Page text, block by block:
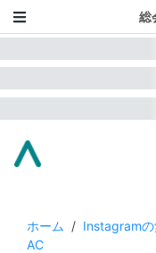
総
ホーム / Instagram
AC